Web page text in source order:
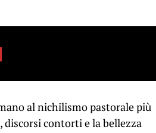
al nichilismo pastorale più
discorsi contorti e la bellezza